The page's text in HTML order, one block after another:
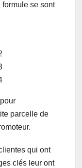
formule se sont
parcelle de
qui ont
clés leur ont